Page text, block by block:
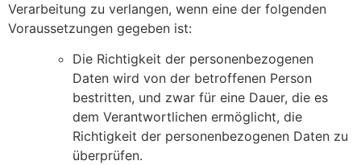
Verarbeitung zu verlangen, wenn eine der folgenden
Voraussetzungen gegeben ist:
Die Richtigkeit der personenbezogenen
Daten wird von der betroffenen Person
bestritten, und zwar für eine Dauer, die es
dem Verantwortlichen ermöglicht, die
Richtigkeit der personenbezogenen Daten zu
überprüfen.